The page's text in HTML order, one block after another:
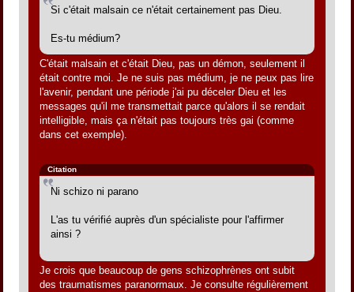
Si c'était malsain ce n'était certainement pas Dieu.
Es-tu médium?
C'était malsain et c'était Dieu, pas un démon, seulement il
était contre moi. Je ne suis pas médium, je ne peux pas lire
l'avenir, pendant une période j'ai pu déceler Dieu et les
messages qu'il me transmettait parce qu'alors il se rendait
intelligible, mais ça n'était pas toujours très gai (comme
dans cet exemple).
Citation
Ni schizo ni parano
L'as tu vérifié auprès d'un spécialiste pour l'affirmer
ainsi ?
Je crois que beaucoup de gens schizophrènes ont subit
des traumatismes paranormaux. Je consulte régulièrement